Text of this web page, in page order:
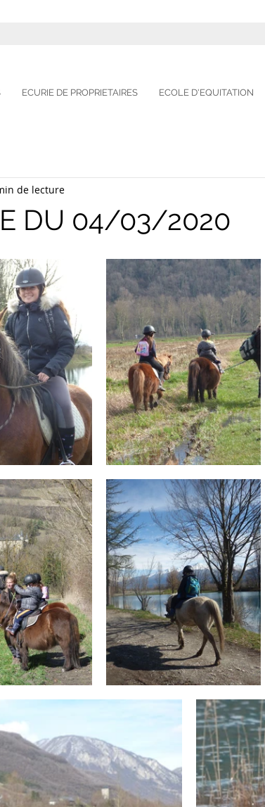
ECURIE DE PROPRIETAIRES ECOLE D'EQUITATION
DU 04/03/2020
de lecture